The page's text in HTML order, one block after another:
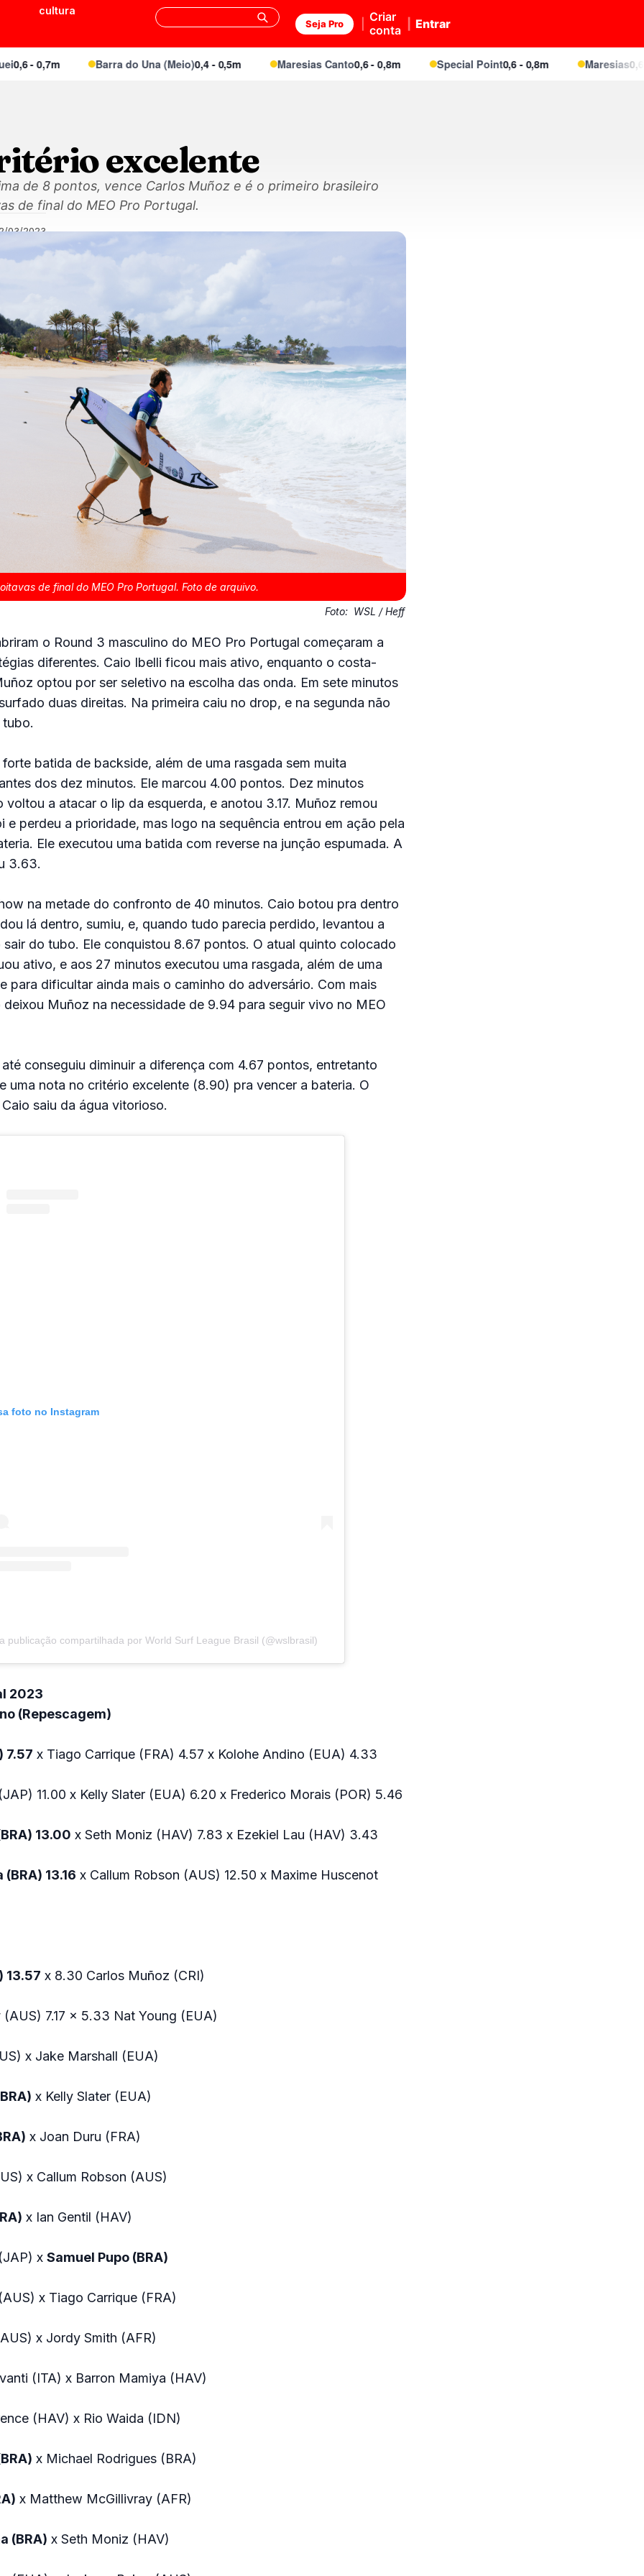
cultura
Seja Pro
Criar
conta
Entrar
- 0,7m Barra do Una (Meio)0,4 - 0,5m Maresias Canto0,6 - 0,8m Special Point 0,6 - 0,8m Maresias0,6 -
excelente
de 8 pontos, vence Carlos Muñoz e é o primeiro brasileiro
de final do MEO Pro Portugal.
03/2023
de final do MEO Pro Portugal. Foto de arquivo.
Foto: WSL / Heff
o Round 3 masculino do MEO Pro Portugal começaram a
diferentes. Caio Ibelli ficou mais ativo, enquanto o costa-
optou por ser seletivo na escolha das onda. Em sete minutos
duas direitas. Na primeira caiu no drop, e na segunda não
batida de backside, além de uma rasgada sem muita
dos dez minutos. Ele marcou 4.00 pontos. Dez minutos
voltou a atacar o lip da esquerda, e anotou 3.17. Muñoz remou
e perdeu a prioridade, mas logo na sequência entrou em ação pela
Ele executou uma batida com reverse na junção espumada. A
3.63.
na metade do confronto de 40 minutos. Caio botou pra dentro
lá dentro, sumiu, e, quando tudo parecia perdido, levantou a
sair do tubo. Ele conquistou 8.67 pontos. O atual quinto colocado
ativo, e aos 27 minutos executou uma rasgada, além de uma
para dificultar ainda mais o caminho do adversário. Com mais
Muñoz na necessidade de 9.94 para seguir vivo no MEO
conseguiu diminuir a diferença com 4.67 pontos, entretanto
uma nota no critério excelente (8.90) pra vencer a bateria. O
saiu da água vitorioso.
foto no Instagram
publicação compartilhada por World Surf League Brasil (@wslbrasil)
2023
(Repescagem)
7.57 x Tiago Carrique (FRA) 4.57 x Kolohe Andino (EUA) 4.33
11.00 x Kelly Slater (EUA) 6.20 x Frederico Morais (POR) 5.46
13.00 x Seth Moniz (HAV) 7.83 x Ezekiel Lau (HAV) 3.43
13.16 x Callum Robson (AUS) 12.50 x Maxime Huscenot
13.57 x 8.30 Carlos Muñoz (CRI)
(AUS) 7.17 x 5.33 Nat Young (EUA)
x Jake Marshall (EUA)
x Kelly Slater (EUA)
x Joan Duru (FRA)
x Callum Robson (AUS)
x Ian Gentil (HAV)
x Samuel Pupo (BRA)
x Tiago Carrique (FRA)
x Jordy Smith (AFR)
(ITA) x Barron Mamiya (HAV)
(HAV) x Rio Waida (IDN)
x Michael Rodrigues (BRA)
x Matthew McGillivray (AFR)
(BRA) x Seth Moniz (HAV)